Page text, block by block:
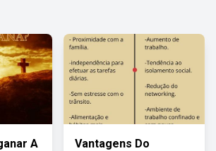
A Vantagens Do